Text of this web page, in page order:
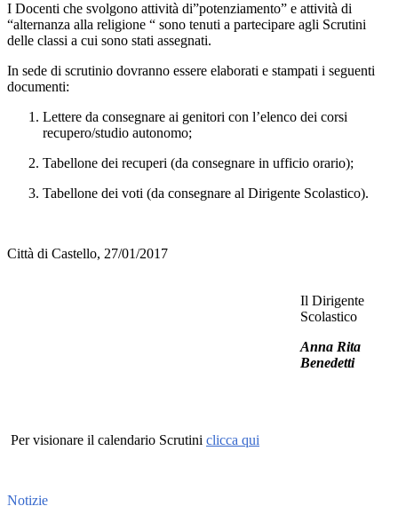
I Docenti che svolgono attività di”potenziamento” e attività di
“alternanza alla religione “ sono tenuti a partecipare agli Scrutini
delle classi a cui sono stati assegnati.
In sede di scrutinio dovranno essere elaborati e stampati i seguenti
documenti:
Lettere da consegnare ai genitori con l’elenco dei corsi
recupero/studio autonomo;
Tabellone dei recuperi (da consegnare in ufficio orario);
Tabellone dei voti (da consegnare al Dirigente Scolastico).
Città di Castello, 27/01/2017
Il Dirigente
Scolastico
Anna Rita
Benedetti
Per visionare il calendario Scrutini clicca qui
Notizie